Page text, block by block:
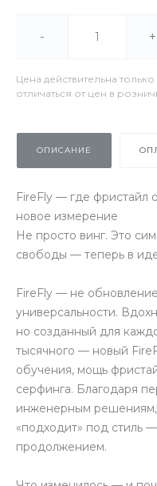
- +
Цена действительна
отличаться от цен в
ОПИСАНИЕ
FireFly — где фристайл
новое измерение
Не просто винг. Это
свободы — теперь в
FireFly — не
универсальности.
но созданный для
тысячного — новый
обучения, мощь
серфинга. Благодаря
инженерным
«подходит» под стиль
продолжением.